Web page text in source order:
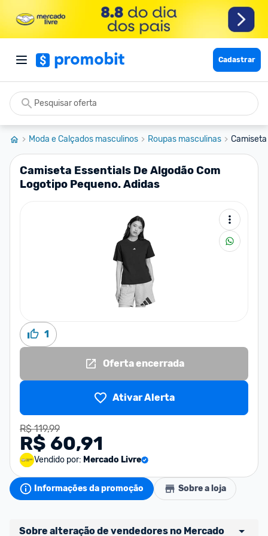
Cadastrar
Moda e Calçados masculinos Roupas masculinas
Camiseta Essentials De Algodão Com
Logotipo Pequeno. Adidas
1
Oferta encerrada
Ativar Alerta
R$ 119,99
R$ 60,91
Vendido por: Mercado Livre
Informações da promoção Sobre a loja
Sobre alteração de vendedores no Mercado